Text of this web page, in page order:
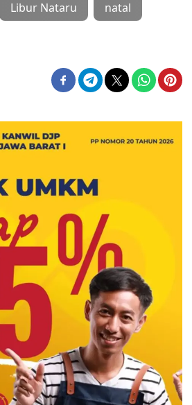
Libur Nataru natal